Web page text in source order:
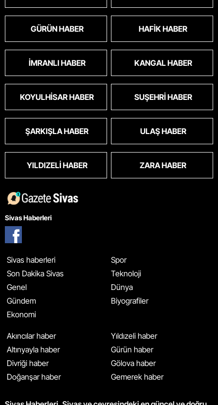
GÜRÜN HABER HAFIK HABER
İMRANLI HABER KANGAL HABER
KOYULHISAR HABER SUŞEHRI HABER
ŞARKIŞLA HABER ULAŞ HABER
YILDIZELI HABER ZARA HABER
Sivas Haberleri
Sivas haberleri
Son Dakika Sivas
Genel
Gündem
Ekonomi
Spor
Teknoloji
Dünya
Biyografiler
Akıncılar haber
Altınyayla haber
Divriği haber
Doğanşar haber
Yıldızeli haber
Gürün haber
Gölova haber
Gemerek haber